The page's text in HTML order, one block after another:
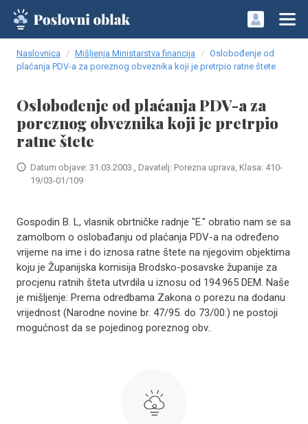
Naslovnica Mišljenja Ministarstva financija
Oslobođenje od
plaćanja PDV-a za poreznog obveznika koji je pretrpio ratne štete
Oslobođenje od plaćanja PDV-a za
poreznog obveznika koji je pretrpio
ratne štete
Datum objave: 31.03.2003., Davatelj: Porezna uprava, Klasa: 410-
19/03-01/109
Gospodin B. L, vlasnik obrtničke radnje "E." obratio nam se sa
zamolbom o oslobađanju od plaćanja PDV-a na određeno
vrijeme na ime i do iznosa ratne štete na njegovim objektima
koju je Županijska komisija Brodsko-posavske županije za
procjenu ratnih šteta utvrdila u iznosu od 194.965 DEM. Naše
je mišljenje: Prema odredbama Zakona o porezu na dodanu
vrijednost (Narodne novine br. 47/95. do 73/00.) ne postoji
mogućnost da se pojedinog poreznog obv..